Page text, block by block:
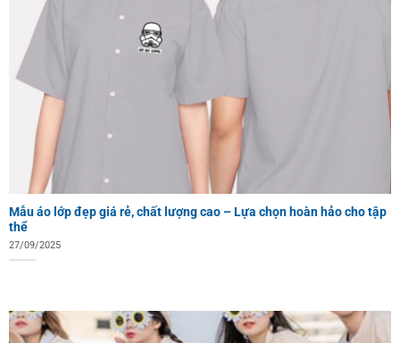
Mẫu áo lớp đẹp giá rẻ, chất lượng cao – Lựa chọn hoàn hảo cho tập
thể
27/09/2025